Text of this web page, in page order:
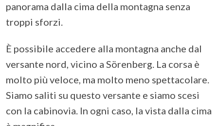
panorama dalla cima della montagna senza
troppi sforzi.
È possibile accedere alla montagna anche dal
versante nord, vicino a Sörenberg. La corsa è
molto più veloce, ma molto meno spettacolare.
Siamo saliti su questo versante e siamo scesi
con la cabinovia. In ogni caso, la vista dalla cima